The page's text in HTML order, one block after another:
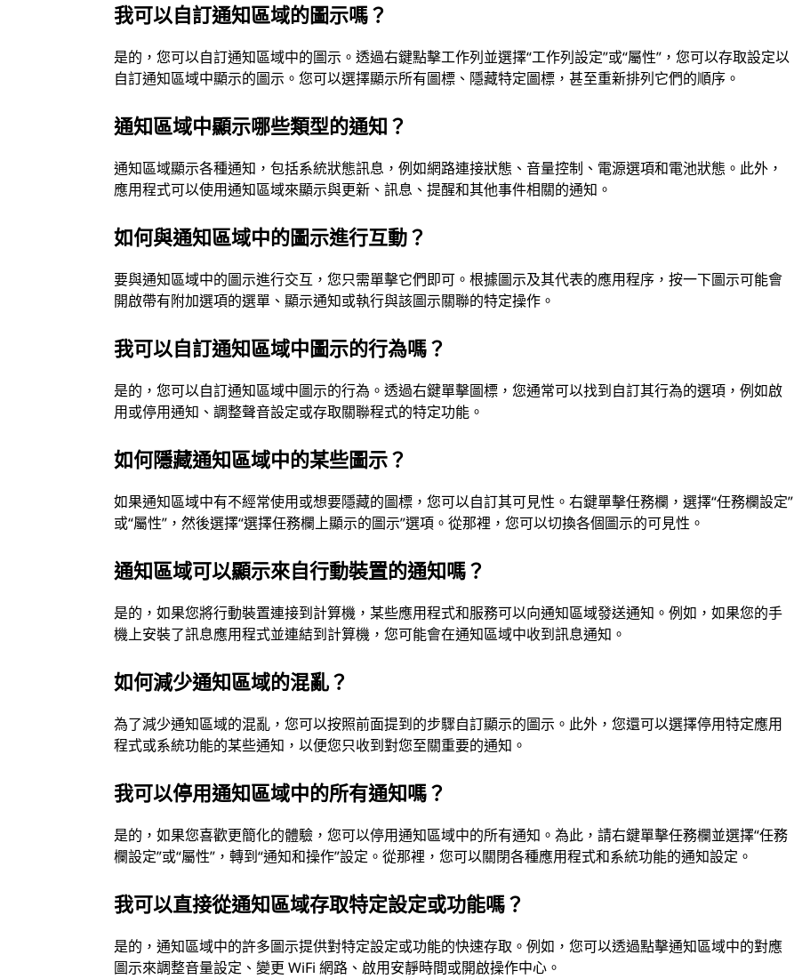
我可以自訂通知區域的圖示嗎？
是的，您可以自訂通知區域中的圖示。透過右鍵點擊工作列並選擇“工作列設定”或“屬性”，您可以存取設定以
自訂通知區域中顯示的圖示。您可以選擇顯示所有圖標、隱藏特定圖標，甚至重新排列它們的順序。
通知區域中顯示哪些類型的通知？
通知區域顯示各種通知，包括系統狀態訊息，例如網路連接狀態、音量控制、電源選項和電池狀態。此外，
應用程式可以使用通知區域來顯示與更新、訊息、提醒和其他事件相關的通知。
如何與通知區域中的圖示進行互動？
要與通知區域中的圖示進行交互，您只需單擊它們即可。根據圖示及其代表的應用程序，按一下圖示可能會
開啟帶有附加選項的選單、顯示通知或執行與該圖示關聯的特定操作。
我可以自訂通知區域中圖示的行為嗎？
是的，您可以自訂通知區域中圖示的行為。透過右鍵單擊圖標，您通常可以找到自訂其行為的選項，例如啟
用或停用通知、調整聲音設定或存取關聯程式的特定功能。
如何隱藏通知區域中的某些圖示？
如果通知區域中有不經常使用或想要隱藏的圖標，您可以自訂其可見性。右鍵單擊任務欄，選擇“任務欄設定”
或“屬性”，然後選擇“選擇任務欄上顯示的圖示”選項。從那裡，您可以切換各個圖示的可見性。
通知區域可以顯示來自行動裝置的通知嗎？
是的，如果您將行動裝置連接到計算機，某些應用程式和服務可以向通知區域發送通知。例如，如果您的手
機上安裝了訊息應用程式並連結到計算機，您可能會在通知區域中收到訊息通知。
如何減少通知區域的混亂？
為了減少通知區域的混亂，您可以按照前面提到的步驟自訂顯示的圖示。此外，您還可以選擇停用特定應用
程式或系統功能的某些通知，以便您只收到對您至關重要的通知。
我可以停用通知區域中的所有通知嗎？
是的，如果您喜歡更簡化的體驗，您可以停用通知區域中的所有通知。為此，請右鍵單擊任務欄並選擇“任務
欄設定”或“屬性”，轉到“通知和操作”設定。從那裡，您可以關閉各種應用程式和系統功能的通知設定。
我可以直接從通知區域存取特定設定或功能嗎？
是的，通知區域中的許多圖示提供對特定設定或功能的快速存取。例如，您可以透過點擊通知區域中的對應
圖示來調整音量設定、變更 WiFi 網路、啟用安靜時間或開啟操作中心。